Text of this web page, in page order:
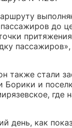
до
также стали
Борики и
где
день, как